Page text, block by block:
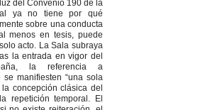
del Convenio 190 de la
ya no tiene por qué
sobre una conducta
menos en tesis, puede
acto. La Sala subraya
la entrada en vigor del
la referencia a
se manifiesten “una sola
concepción clásica del
repetición temporal. El